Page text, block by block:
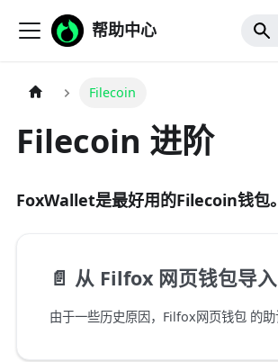
帮助中心
Filecoin
Filecoin 进阶
FoxWallet是最好用的Filecoin钱包。
📄️ 从 Filfox 网页钱包导入